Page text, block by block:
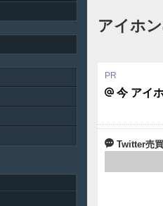
アイホン
今 アイ
Twitter売